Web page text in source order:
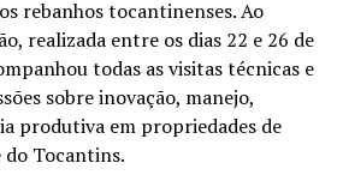
rebanhos tocantinenses. Ao
realizada entre os dias 22 e 26 de
todas as visitas técnicas e
sobre inovação, manejo,
produtiva em propriedades de
do Tocantins.